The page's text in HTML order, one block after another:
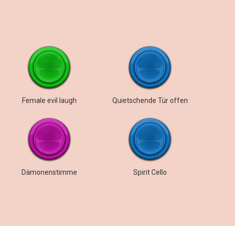
Female evil laugh Quietschende Tür offen
Dämonenstimme Spirit Cello